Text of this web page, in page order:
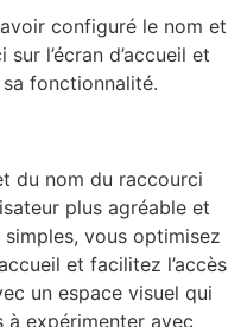
configuré le nom et
l’écran d’accueil et
fonctionnalité.
du nom du raccourci
plus agréable et
vous optimisez
et facilitez l’accès
un espace visuel qui
à expérimenter avec